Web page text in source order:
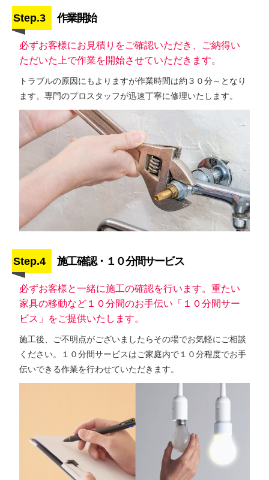
Step.3 作業開始
必ずお客様にお見積りをご確認いただき、ご納得い
ただいた上で作業を開始させていただきます。
トラブルの原因にもよりますが作業時間は約３０分～となり
ます。専門のプロスタッフが迅速丁寧に修理いたします。
Step.4 施工確認・１０分間サービス
必ずお客様と一緒に施工の確認を行います。重たい
家具の移動など１０分間のお手伝い「１０分間サー
ビス」をご提供いたします。
施工後、ご不明点がございましたらその場でお気軽にご相談
ください。１０分間サービスはご家庭内で１０分程度でお手
伝いできる作業を行わせていただきます。